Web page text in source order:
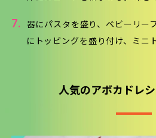
7.
器にパスタを盛り、ベビーリー
にトッピングを盛り付け、ミニ
人気のアボカドレ